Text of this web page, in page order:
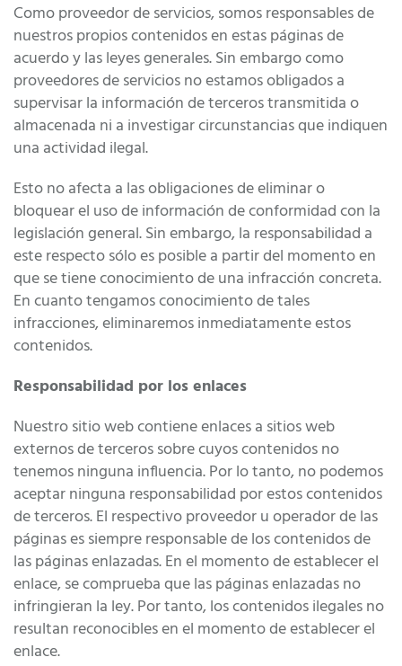
Como proveedor de servicios, somos responsables de
nuestros propios contenidos en estas páginas de
acuerdo y las leyes generales. Sin embargo como
proveedores de servicios no estamos obligados a
supervisar la información de terceros transmitida o
almacenada ni a investigar circunstancias que indiquen
una actividad ilegal.
Esto no afecta a las obligaciones de eliminar o
bloquear el uso de información de conformidad con la
legislación general. Sin embargo, la responsabilidad a
este respecto sólo es posible a partir del momento en
que se tiene conocimiento de una infracción concreta.
En cuanto tengamos conocimiento de tales
infracciones, eliminaremos inmediatamente estos
contenidos.
Responsabilidad por los enlaces
Nuestro sitio web contiene enlaces a sitios web
externos de terceros sobre cuyos contenidos no
tenemos ninguna influencia. Por lo tanto, no podemos
aceptar ninguna responsabilidad por estos contenidos
de terceros. El respectivo proveedor u operador de las
páginas es siempre responsable de los contenidos de
las páginas enlazadas. En el momento de establecer el
enlace, se comprueba que las páginas enlazadas no
infringieran la ley. Por tanto, los contenidos ilegales no
resultan reconocibles en el momento de establecer el
enlace.